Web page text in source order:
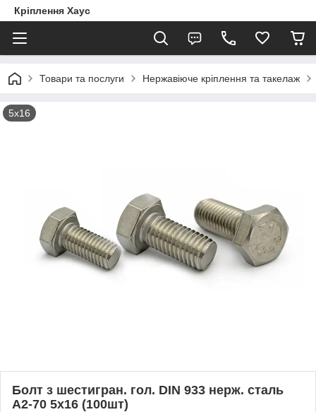
Кріплення Хаус
Товари та послуги Нержавіюче кріплення та такелаж
5х16
Болт з шестигран. гол. DIN 933 нерж. сталь
А2-70 5х16 (100шт)